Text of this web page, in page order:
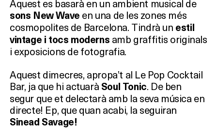
Aquest es basarà en un ambient musical de
sons New Wave en una de les zones més
cosmopolites de Barcelona. Tindrà un estil
vintage i tocs moderns amb graffitis originals
i exposicions de fotografia.
Aquest dimecres, apropa’t al Le Pop Cocktail
Bar, ja que hi actuarà Soul Tonic. De ben
segur que et delectarà amb la seva música en
directe! Ep, que quan acabi, la seguiran
Sinead Savage!